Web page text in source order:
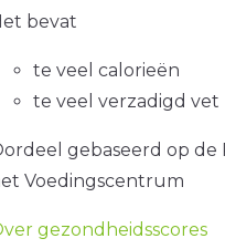
bevat
te veel calorieën
te veel verzadigd vet
gebaseerd op de
Voedingscentrum
gezondheidsscores